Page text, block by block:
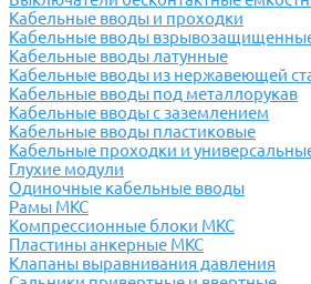
Кабельные вводы и проходки
Кабельные вводы
Кабельные вводы латунные
Кабельные вводы из нержавеющей
Кабельные вводы под металлорукав
Кабельные вводы с заземлением
Кабельные вводы пластиковые
Кабельные проходки и
Глухие модули
Одиночные кабельные вводы
Рамы МКС
Компрессионные блоки МКС
Пластины анкерные МКС
Клапаны выравнивания давления